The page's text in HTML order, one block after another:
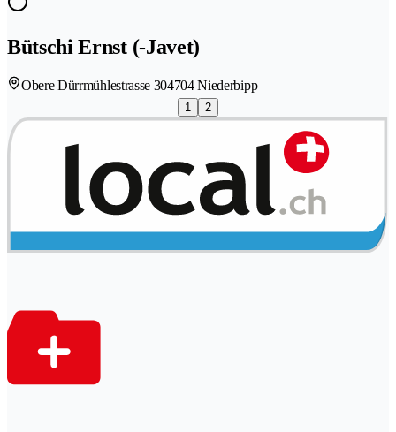
Bütschi Ernst (-Javet)
Obere Dürrmühlestrasse 304704 Niederbipp
1 2